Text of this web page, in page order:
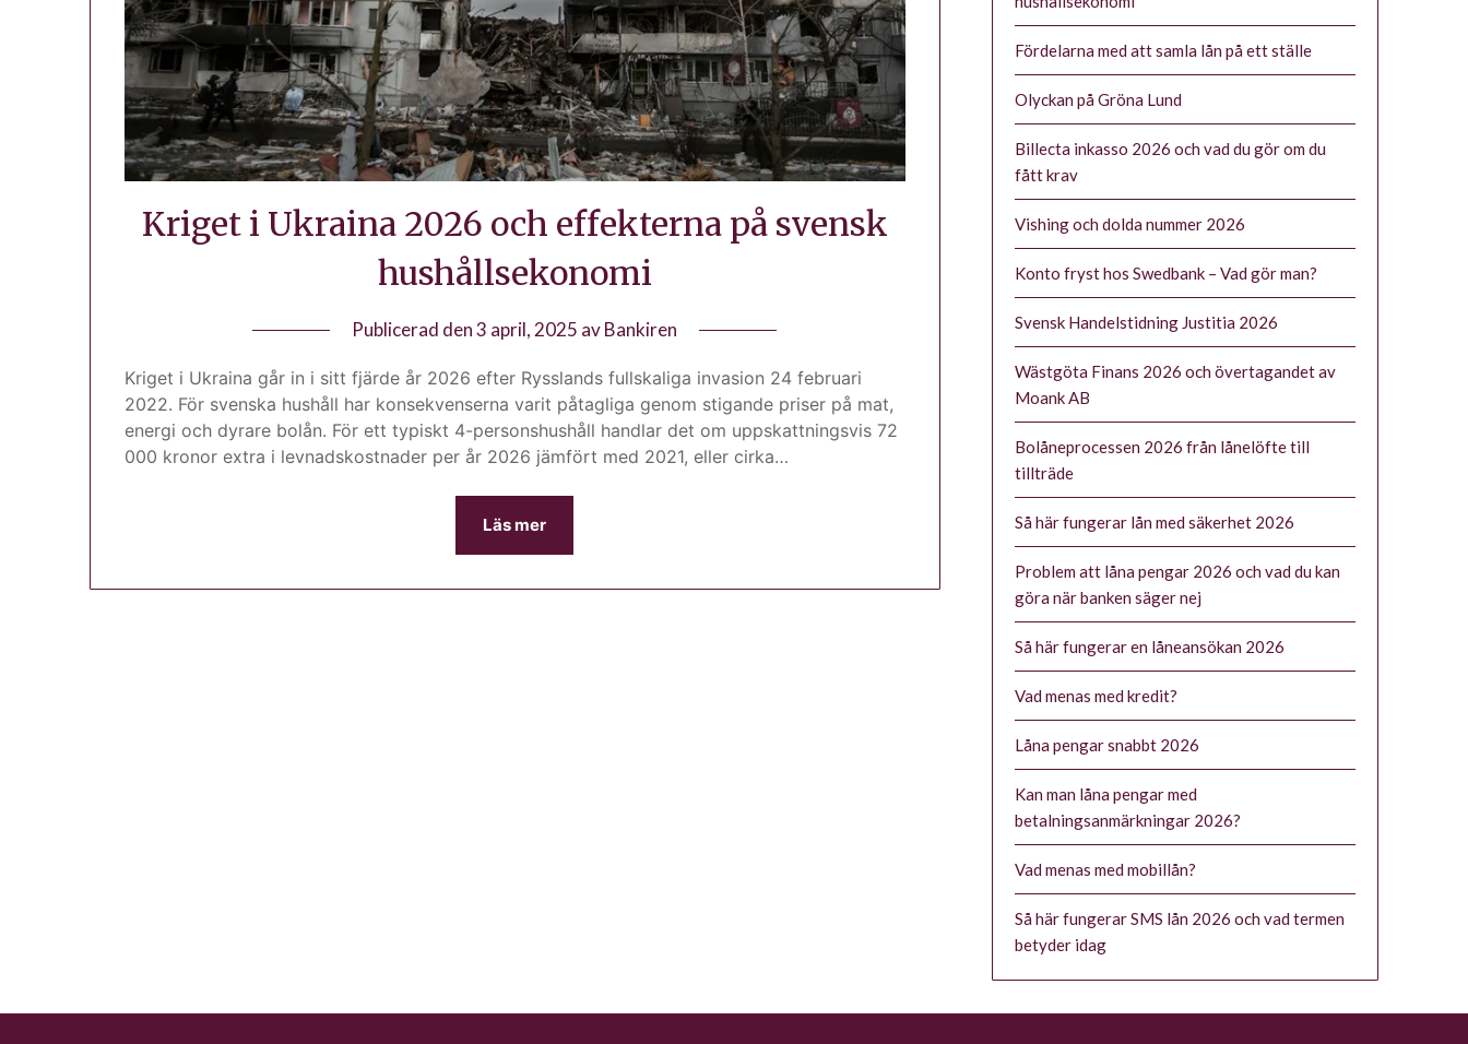
Kriget i Ukraina 2026 och effekterna på svensk
hushållsekonomi
Publicerad den3 april, 2025 avBankiren
Kriget i Ukraina går in i sitt fjärde år 2026 efter Rysslands fullskaliga invasion 24 februari
2022. För svenska hushåll har konsekvenserna varit påtagliga genom stigande priser på mat,
energi och dyrare bolån. För ett typiskt 4-personshushåll handlar det om uppskattningsvis 72
000 kronor extra i levnadskostnader per år 2026 jämfört med 2021, eller cirka…
Läs mer
Fördelarna med att samla lån på ett ställe
Olyckan på Gröna Lund
Billecta inkasso 2026 och vad du gör om du
fått krav
Vishing och dolda nummer 2026
Konto fryst hos Swedbank – Vad gör man?
Svensk Handelstidning Justitia 2026
Wästgöta Finans 2026 och övertagandet av
Moank AB
Bolåneprocessen 2026 från lånelöfte till
tillträde
Så här fungerar lån med säkerhet 2026
Problem att låna pengar 2026 och vad du kan
göra när banken säger nej
Så här fungerar en låneansökan 2026
Vad menas med kredit?
Låna pengar snabbt 2026
Kan man låna pengar med
betalningsanmärkningar 2026?
Vad menas med mobillån?
Så här fungerar SMS lån 2026 och vad termen
betyder idag